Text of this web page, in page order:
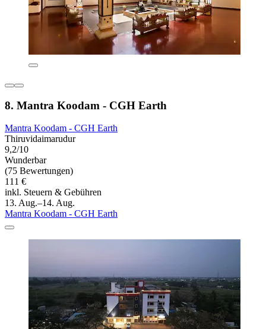
8. Mantra Koodam - CGH Earth
Mantra Koodam - CGH Earth
Thiruvidaimarudur
9,2/10
Wunderbar
(75 Bewertungen)
111 €
inkl. Steuern & Gebühren
13. Aug.–14. Aug.
Mantra Koodam - CGH Earth